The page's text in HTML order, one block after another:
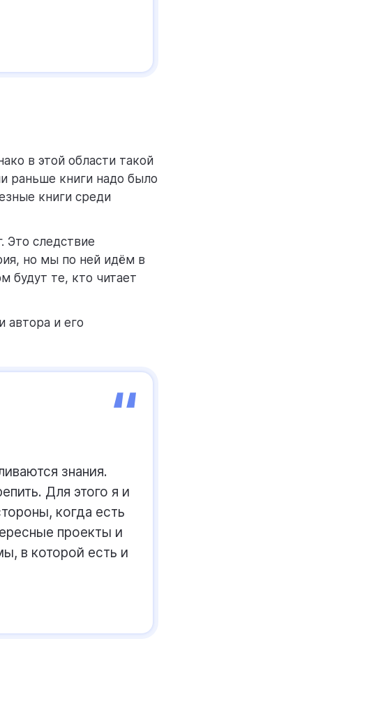
в этой области такой
раньше книги надо было
книги среди
Это следствие
но мы по ней идём в
будут те, кто читает
автора и его
знания.
Для этого я и
когда есть
проекты и
в которой есть и